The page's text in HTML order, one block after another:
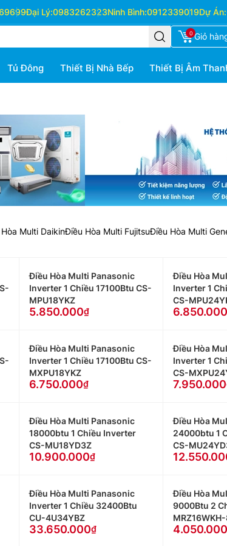
Đại Lý:0983262323Ninh Bình:0912339019Dự Án:
0 Giỏ
Tủ Đông Thiết Bị Nhà Bếp Thiết Bị Âm
Multi DaikinĐiều Hòa Multi FujitsuĐiều Hòa Multi
Điều Hòa Multi Panasonic
Inverter 1 Chiều 17100Btu CS-
MPU18YKZ
5.850.000
Điều Hòa
Inverter 1
CS-
6.850.000
Điều Hòa Multi Panasonic
Inverter 1 Chiều 17100Btu CS-
MXPU18YKZ
6.750.000
Điều Hòa
Inverter 1
CS-
7.950.000
Điều Hòa Multi Panasonic
18000btu 1 Chiều Inverter
CS-MU18YD3Z
10.900.000
Điều Hòa
24000btu 1
CS-
Điều Hòa Multi Panasonic
Inverter 1 Chiều 32400Btu
CU-4U34YBZ
33.650.000
Điều Hòa
9000Btu 2
4.050.000